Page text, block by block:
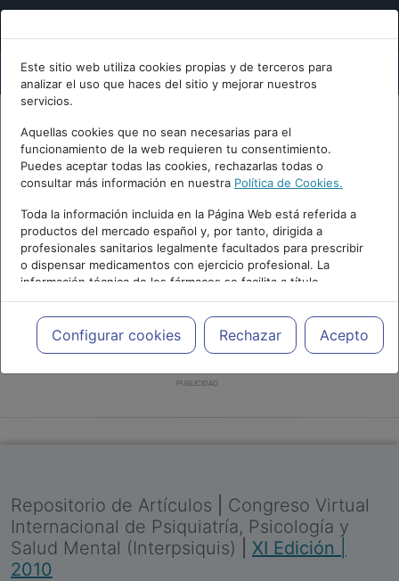
Este sitio web utiliza cookies propias y de terceros para
analizar el uso que haces del sitio y mejorar nuestros
servicios.
Aquellas cookies que no sean necesarias para el
funcionamiento de la web requieren tu consentimiento.
Puedes aceptar todas las cookies, rechazarlas todas o
consultar más información en nuestra Política de Cookies.
Toda la información incluida en la Página Web está referida a
productos del mercado español y, por tanto, dirigida a
profesionales sanitarios legalmente facultados para prescribir
o dispensar medicamentos con ejercicio profesional. La
información técnica de los fármacos se facilita a título
meramente informativo, siendo responsabilidad de los
profesionales facultados prescribir medicamentos y decidir, en
cada caso concreto, el tratamiento más adecuado a las
necesidades del paciente.
Configurar cookies Rechazar Acepto
PUBLICIDAD
Repositorio de Artículos
Congreso Virtual
Internacional de Psiquiatría, Psicología y
Salud Mental (Interpsiquis)
XI Edición |
2010